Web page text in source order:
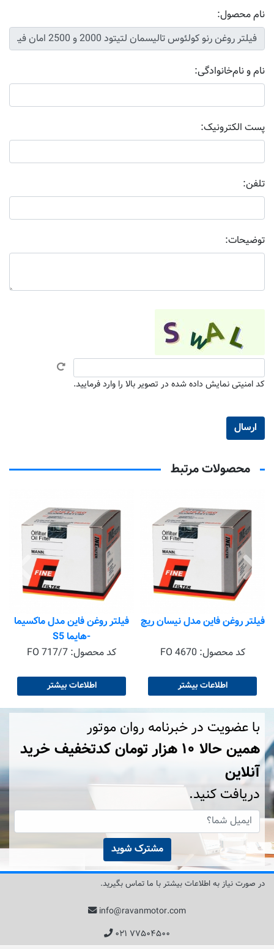
نام محصول:
نام و نام‌خانوادگی:
پست الکترونیک:
تلفن:
توضیحات:
کد امنیتی نمایش داده شده در تصویر بالا را وارد فرمایید.
محصولات مرتبط
فیلتر روغن فاین مدل نیسان ریچ
کد محصول: FO 4670
اطلاعات بیشتر
فیلتر روغن فاین مدل ماکسیما
-هایما S5
کد محصول: FO 717/7
اطلاعات بیشتر
با عضویت در خبرنامه روان موتور
همین حالا ۱۰ هزار تومان کد‌تخفیف خرید
آنلاین
دریافت کنید.
مشترک شوید
در صورت نیاز به اطلاعات بیشتر با ما تماس بگیرید.
info@ravanmotor.com
۰۲۱ ۷۷۵۰۴۵۰۰